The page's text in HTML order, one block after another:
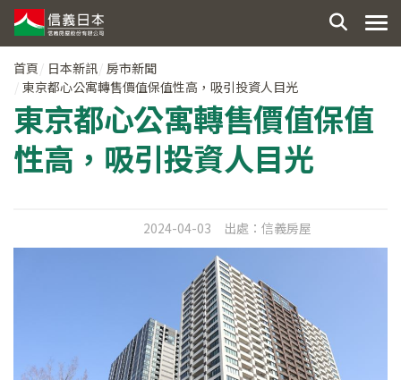
首頁 日本新訊 房市新聞
東京都心公寓轉售價值保值性高，吸引投資人目光
東京都心公寓轉售價值保值
性高，吸引投資人目光
2024-04-03 出處： 信義房屋